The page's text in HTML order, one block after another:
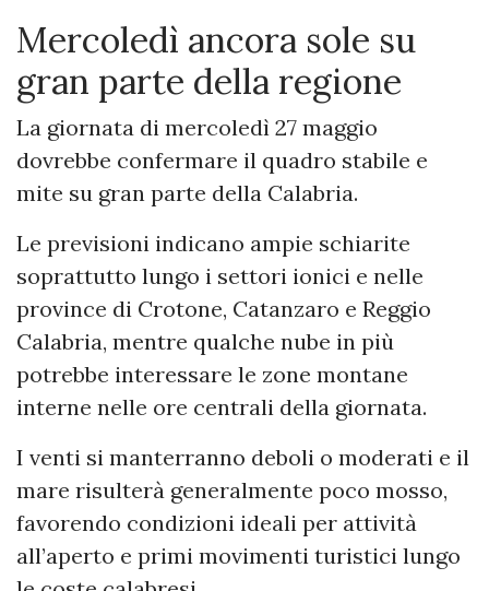
Mercoledì ancora sole su
gran parte della regione
La giornata di mercoledì 27 maggio
dovrebbe confermare il quadro stabile e
mite su gran parte della Calabria.
Le previsioni indicano ampie schiarite
soprattutto lungo i settori ionici e nelle
province di Crotone, Catanzaro e Reggio
Calabria, mentre qualche nube in più
potrebbe interessare le zone montane
interne nelle ore centrali della giornata.
I venti si manterranno deboli o moderati e il
mare risulterà generalmente poco mosso,
favorendo condizioni ideali per attività
all’aperto e primi movimenti turistici lungo